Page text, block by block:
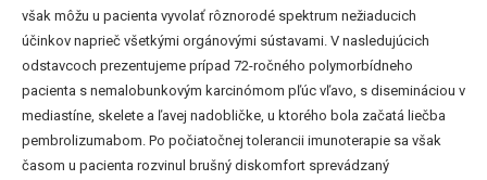
však môžu u pacienta vyvolať rôznorodé spektrum nežiaducich
účinkov naprieč všetkými orgánovými sústavami. V nasledujúcich
odstavcoch prezentujeme prípad 72-ročného polymorbídneho
pacienta s nemalobunkovým karcinómom pľúc vľavo, s disemináciou v
mediastíne, skelete a ľavej nadobličke, u ktorého bola začatá liečba
pembrolizumabom. Po počiatočnej tolerancii imunoterapie sa však
časom u pacienta rozvinul brušný diskomfort sprevádzaný